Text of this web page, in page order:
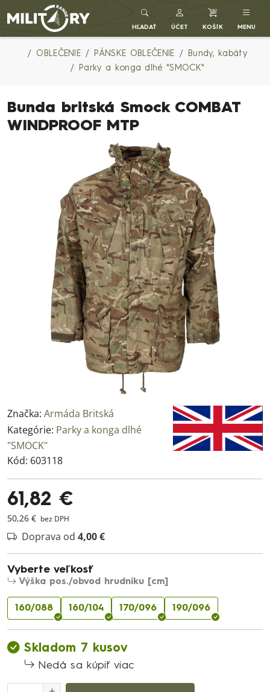
Army shop MILITARY RANGE SK
HĽADAŤ ÚČET KOŠÍK MENU
OBLEČENIE PÁNSKE OBLEČENIE
Bundy, kabáty
Parky a konga dlhé "SMOCK"
Bunda britská Smock COMBAT
WINDPROOF MTP
Značka: Armáda Britská
Kategórie: Parky a konga dlhé
"SMOCK"
Kód: 603118
61,82 €
50,26 € bez DPH
Doprava od 4,00 €
Vyberte veľkosť
Výška pos./obvod hrudníku [cm]
160/088 160/104 170/096 190/096
Skladom 7 kusov
Nedá sa kúpiť viac